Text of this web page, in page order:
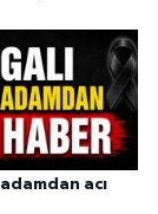
acı